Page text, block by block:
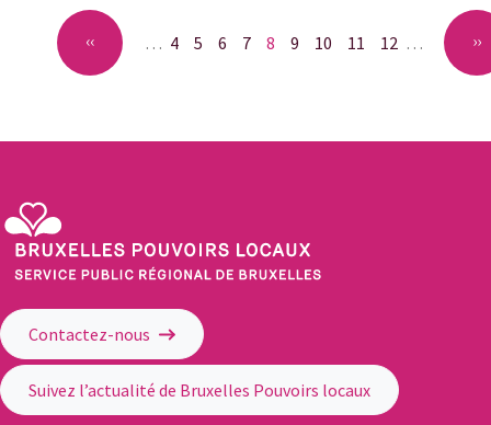
Pagination
Page
‹‹ … Page
4 Page
5 Page
6 Page
7
Page
8 Page
9 Page
10 Page
11 Page
12 … ››
Contactez-nous
Suivez l’actualité de Bruxelles Pouvoirs locaux